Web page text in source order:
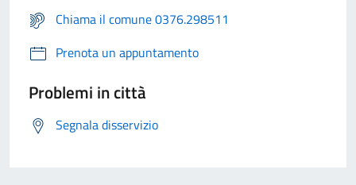
Chiama il comune 0376.298511
Prenota un appuntamento
Problemi in città
Segnala disservizio